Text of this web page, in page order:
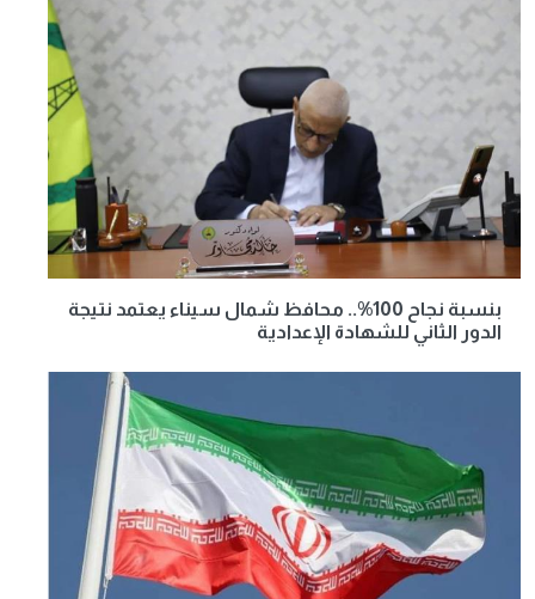
بنسبة نجاح 100%.. محافظ شمال سيناء يعتمد نتيجة
الدور الثاني للشهادة الإعدادية